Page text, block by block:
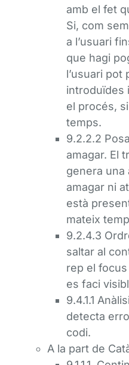
amb el fet
Si, com
a l’usuari
que hagi
l’usuari
introduïdes
el procés,
temps.
9.2.2.2
amagar. El
genera una
amagar ni
està
mateix
9.2.4.3
saltar al
rep el
es faci
9.4.1.1
detecta
codi.
A la part de